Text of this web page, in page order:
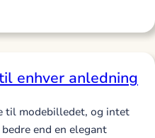
enhver anledning
til modebilledet, og intet
end en elegant